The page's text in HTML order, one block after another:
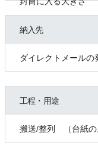
納入先
ダイレクトメールの
工程・用途
搬送/整列 （台紙の